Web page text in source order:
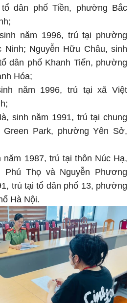
dân phố Tiền, phường Bắc
năm 1996, trú tại phường
Ninh; Nguyễn Hữu Châu, sinh
dân phố Khanh Tiến, phường
Hóa;
năm 1996, trú tại xã Việt
sinh năm 1991, trú tại chung
Park, phường Yên Sở,
năm 1987, trú tại thôn Núc Hạ,
Phú Thọ và Nguyễn Phương
trú tại tổ dân phố 13, phường
Hà Nội.